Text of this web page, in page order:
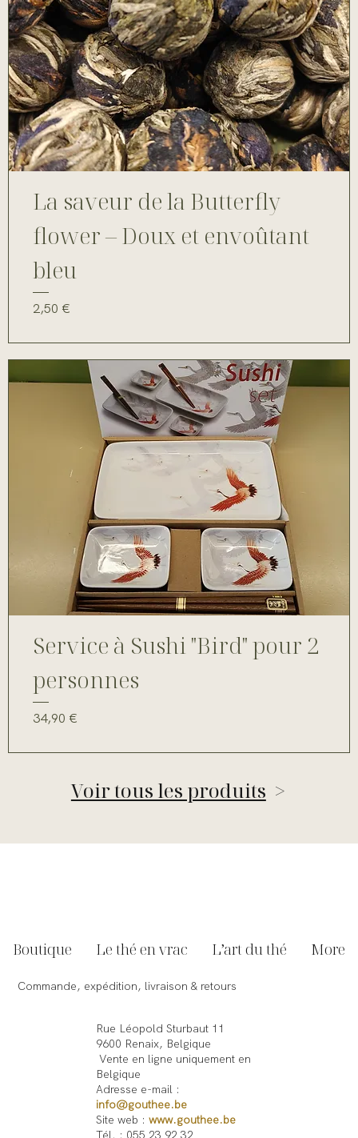
La saveur de la Butterfly
flower – Doux et envoûtant
bleu
Prix
2,50 €
Service à Sushi "Bird" pour 2
personnes
Prix
34,90 €
Voir tous les produits >
Boutique Le thé en vrac L’art du thé More
Commande, expédition, livraison & retours
Rue Léopold Sturbaut 11
9600 Renaix, Belgique
Vente en ligne uniquement en
Belgique
Adresse e-mail :
info@gouthee.be
Site web : www.gouthee.be
Tél. : 055 23 92 32